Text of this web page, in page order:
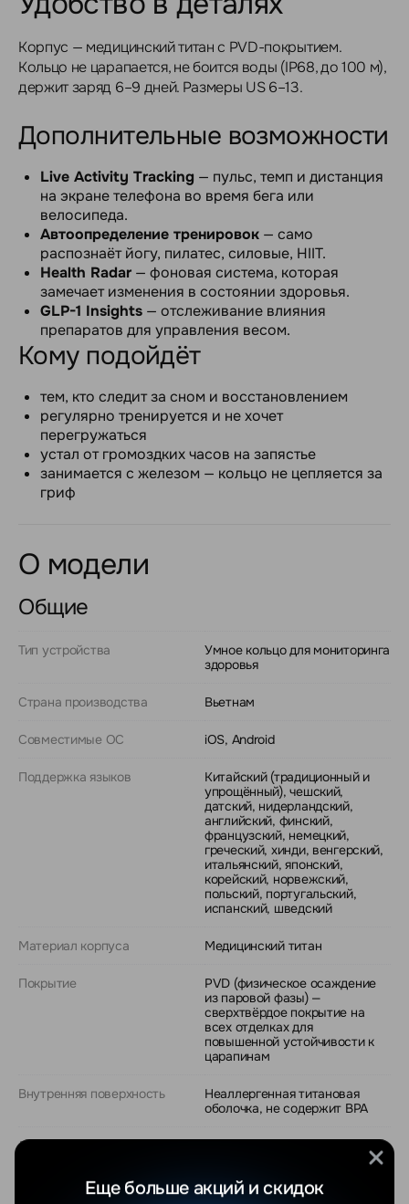
Корпус — медицинский титан с PVD-покрытием.
Кольцо не царапается, не боится воды (IP68, до 100 м),
держит заряд 6–9 дней. Размеры US 6–13.
Дополнительные возможности
Live Activity Tracking — пульс, темп и дистанция
на экране телефона во время бега или
велосипеда.
Автоопределение тренировок — само
распознаёт йогу, пилатес, силовые, HIIT.
Health Radar — фоновая система, которая
замечает изменения в состоянии здоровья.
GLP-1 Insights — отслеживание влияния
препаратов для управления весом.
Кому подойдёт
тем, кто следит за сном и восстановлением
регулярно тренируется и не хочет
перегружаться
устал от громоздких часов на запястье
занимается с железом — кольцо не цепляется за
гриф
О модели
Общие
Тип устройства
Умное кольцо для мониторинга
здоровья
Страна производства Вьетнам
Совместимые ОС iOS, Android
Поддержка языков
Китайский (традиционный и
упрощённый), чешский,
датский, нидерландский,
английский, финский,
французский, немецкий,
греческий, хинди, венгерский,
итальянский, японский,
корейский, норвежский,
польский, португальский,
испанский, шведский
Материал корпуса Медицинский титан
Покрытие
PVD (физическое осаждение
из паровой фазы) —
сверхтвёрдое покрытие на
всех отделках для
повышенной устойчивости к
царапинам
Внутренняя поверхность
Неаллергенная титановая
оболочка, не содержит BPA
Доступные цвета / отделки
Brushed Silver (щеточное
Еще больше акций и скидок